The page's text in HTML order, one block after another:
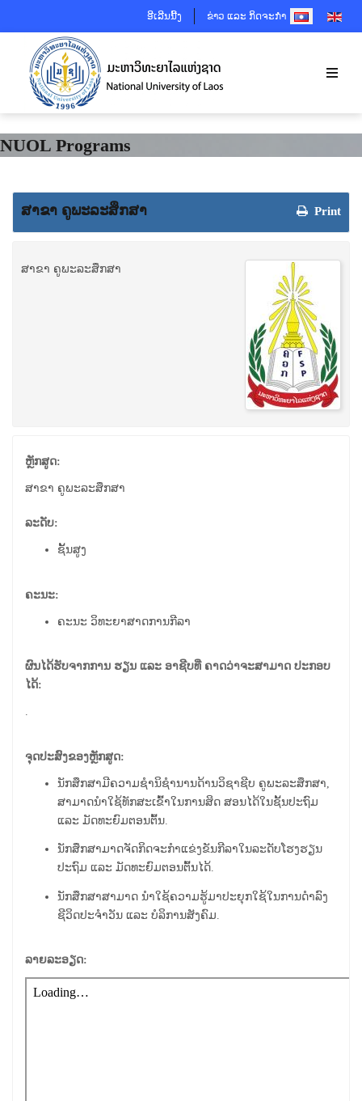
ອີເລີນນີ້ງ ຂ່າວ ແລະ ກິດຈະກຳSELECT YOUR
NUOL Programs
Print
ສາຂາ ຄູພະລະສຶກສາ
ສາຂາ ຄູພະລະສຶກສາ
ຫຼັກສູດ:
ສາຂາ ຄູພະລະສຶກສາ
ລະດັບ:
ຊັ້ນສູງ
ຄະນະ:
ຄະນະ ວິທະຍາສາດການກີລາ
ຜົນໄດ້ຮັບຈາກການ ຮຽນ ແລະ ອາຊີບທີ່ ຄາດວ່າຈະສາມາດ ປະກອບ
ໄດ້:
.
ຈຸດປະສົງຂອງຫຼັກສູດ:
ນັກສຶກສາມີຄວາມຊໍານິຊໍານານດ້ານວິຊາຊີບ ຄູພະລະສຶກສາ,
ສາມາດນໍາໃຊ້ທັກສະເຂົ້າໃນການສິດ ສອນໄດ້ໃນຊັ້ນປະຖົມ
ແລະ ມັດທະຍົມຕອນຕົ້ນ.
ນັກສຶກສາມາດຈັດກິດຈະກໍາແຂ່ງຂັນກີລາໃນລະດັບໂຮງຮຽນ
ປະຖົມ ແລະ ມັດທະຍົມຕອນຕົ້ນໄດ້.
ນັກສຶກສາສາມາດ ນໍາໃຊ້ຄວາມຮູ້ມາປະຍຸກໃຊ້ໃນການດໍາລົງ
ຊີວິດປະຈໍາວັນ ແລະ ບໍລິການສັງຄົມ.
ລາຍລະອຽດ: